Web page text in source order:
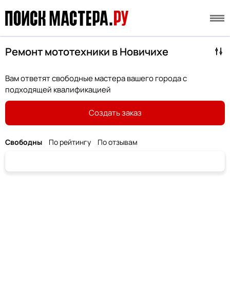
Ремонт мототехники в Новичихе
Вам ответят свободные мастера вашего города с
подходящей квалификацией
Создать заказ
Свободны По рейтингу По отзывам